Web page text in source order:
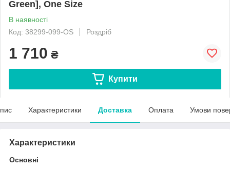
Green], One Size
В наявності
Код: 38299-099-OS
Роздріб
1 710 ₴
Купити
Характеристики Доставка Оплата Умови
Характеристики
Основні